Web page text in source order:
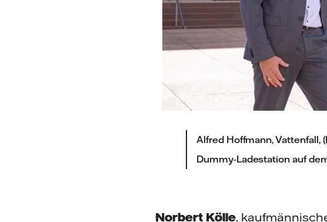
Alfred Hoffmann, Vattenfall,
Dummy-Ladestation auf
Norbert Kölle,